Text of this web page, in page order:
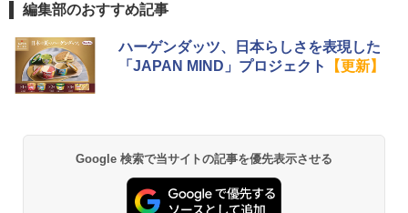
編集部のおすすめ記事
ハーゲンダッツ、日本らしさを表現した
「JAPAN MIND」プロジェクト
【更新】
Google 検索で当サイトの記事を優先表示させる